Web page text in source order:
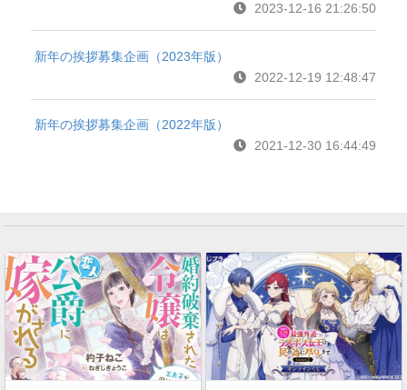
2023-12-16 21:26:50
新年の挨拶募集企画（2023年版）
2022-12-19 12:48:47
新年の挨拶募集企画（2022年版）
2021-12-30 16:44:49